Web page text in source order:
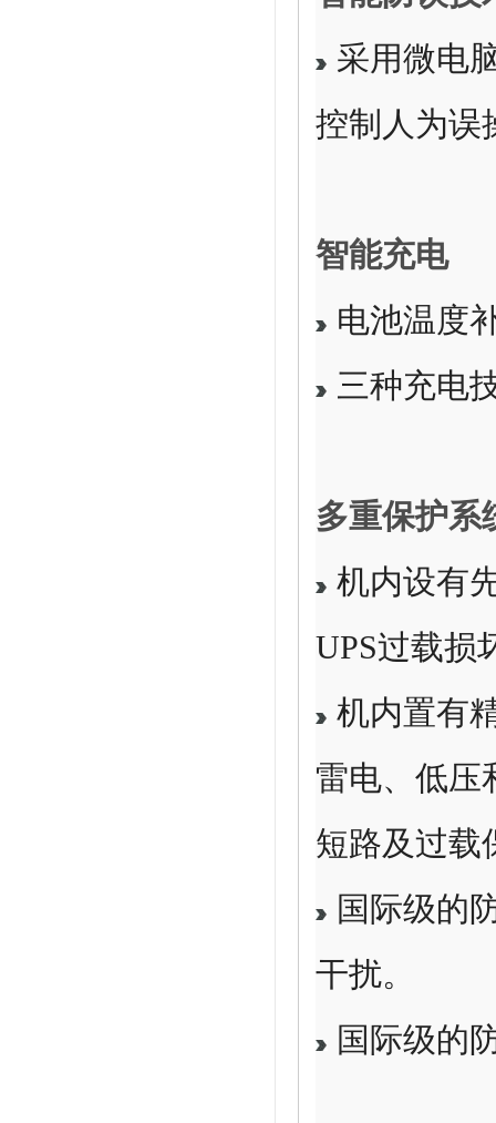
采用微电
控制人为误
智能充电
电池温度
三种充电
多重保护系
机内设有
UPS过载损
机内置有
雷电、低压
短路及过载
国际级的
干扰。
国际级的